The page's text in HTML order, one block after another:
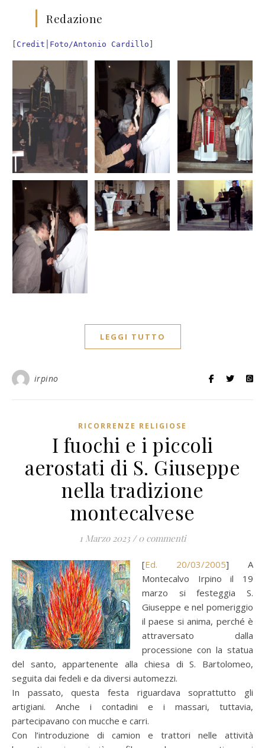
Redazione
[ Credit│Foto/Antonio Cardillo ]
LEGGI TUTTO
irpino
RICORRENZE RELIGIOSE
I fuochi e i piccoli
aerostati di S. Giuseppe
nella tradizione
montecalvese
1 Marzo 2023 / 0 commenti
[ Ed. 20/03/2005] A
Montecalvo Irpino il 19
marzo si festeggia S.
Giuseppe e nel pomeriggio
il paese si anima, perché è
attraversato dalla
processione con la statua
del santo, appartenente alla chiesa di S. Bartolomeo,
seguita dai fedeli e da diversi automezzi.
In passato, questa festa riguardava soprattutto gli
artigiani. Anche i contadini e i massari, tuttavia,
partecipavano con mucche e carri.
Con l’introduzione di camion e trattori nelle attività